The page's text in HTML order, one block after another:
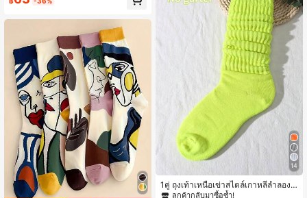
คของขวัญ
14
1คู่ ถุงเท้าเหนือเข่าสไตล์เกาหลีลำลองส
ไตล์เพรพพีโลลิต้าเรียบง่ายสำหรับผู้หญิ
ลูกค้ากลับมาซื้อซ้ำ!